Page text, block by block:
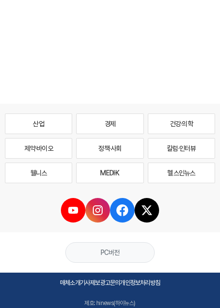
산업 경제 건강·의학
제약·바이오 정책·사회 칼럼·인터뷰
웰니스 MEDI·K 헬스인뉴스
PC버전
매체소개기사제보광고문의개인정보처리방침
제호: hinews(하이뉴스)